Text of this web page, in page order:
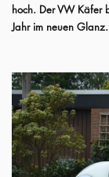
hoch. Der VW Käfer
Jahr im neuen Glanz.